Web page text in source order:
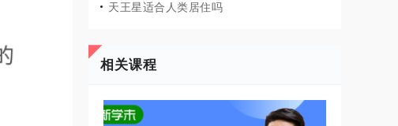
天王星适合人类居住吗
相关课程